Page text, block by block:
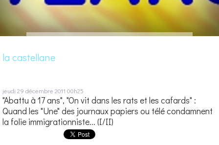
la castellane
jeudi 29 décembre 2011 00h25
"Abattu à 17 ans", "On vit dans les rats et les cafards" :
Quand les "Une" des journaux papiers ou télé condamnent
la folie immigrationniste... (I/II)